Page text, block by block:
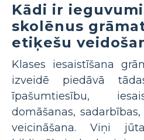
Kādi ir
skolēnus
etiķešu
Klases iesaistīšana
izveidē piedāvā
īpašumtiesību,
domāšanas,
veicināšana. Viņi